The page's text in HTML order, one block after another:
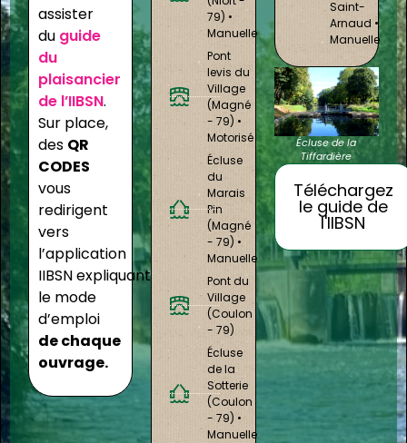
assister
du guide
du
plaisancier
de l’IIBSN.
Sur place,
des QR
CODES
vous
redirigent
vers
l’application
IIBSN expliquant
le mode
d’emploi
de chaque
ouvrage.
79) •
Manuelle
Pont
levis du
Village
(Magné
- 79) •
Motorisé
Écluse
du
Marais
Pin
(Magné
- 79) •
Manuelle
Pont du
Village
(Coulon
- 79)
Écluse
de la
Sotterie
(Coulon
- 79) •
Manuelle
Saint-
Arnaud •
Manuelle
Écluse de la
Tiffardière
Téléchargez
le guide de
l'IIBSN